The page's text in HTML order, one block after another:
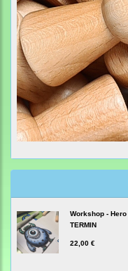
Workshop - Hero
TERMIN
22,00 €